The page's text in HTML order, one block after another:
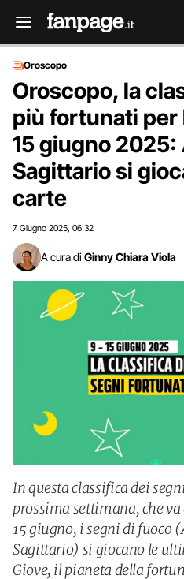
Oroscopo
Oroscopo, la
più fortunati per
15 giugno 2025:
Sagittario si
carte
7 Giugno 2025 06:32
A cura di Ginny Chiara Viola
In questa classifica dei
prossima settimana, che
15 giugno, i segni di fuoco
Sagittario) si giocano le
Giove, il pianeta della